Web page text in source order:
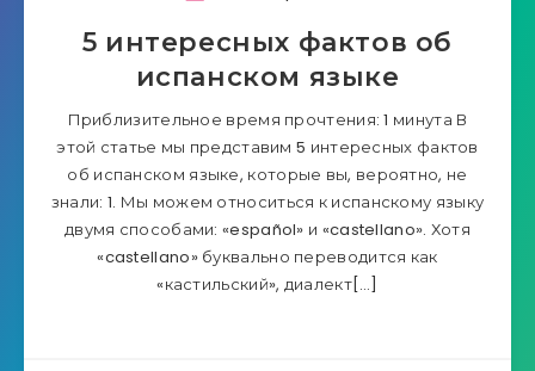
5 интересных фактов об
испанском языке
Приблизительное время прочтения: 1 минута В
этой статье мы представим 5 интересных фактов
об испанском языке, которые вы, вероятно, не
знали: 1. Мы можем относиться к испанскому языку
двумя способами: «español» и «castellano». Хотя
«castellano» буквально переводится как
«кастильский», диалект[…]